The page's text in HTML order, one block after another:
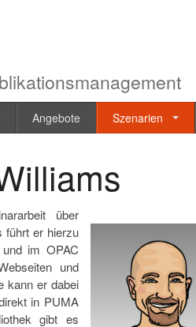
Angebote Szenarien
über
führt er hierzu
im OPAC
und
kann er dabei
in PUMA
gibt es